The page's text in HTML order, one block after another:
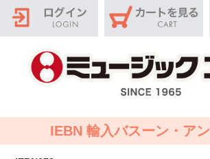
IEBN 輸入バスーン・ア